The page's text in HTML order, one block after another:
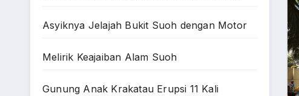
Asyiknya Jelajah Bukit Suoh dengan Motor
Melirik Keajaiban Alam Suoh
Gunung Anak Krakatau Erupsi 11 Kali